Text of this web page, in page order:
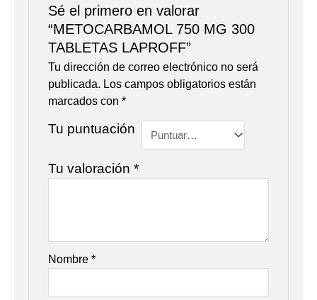
Sé el primero en valorar
“METOCARBAMOL 750 MG 300
TABLETAS LAPROFF”
Tu dirección de correo electrónico no será
publicada. Los campos obligatorios están
marcados con *
Tu puntuación
Tu valoración *
Nombre *